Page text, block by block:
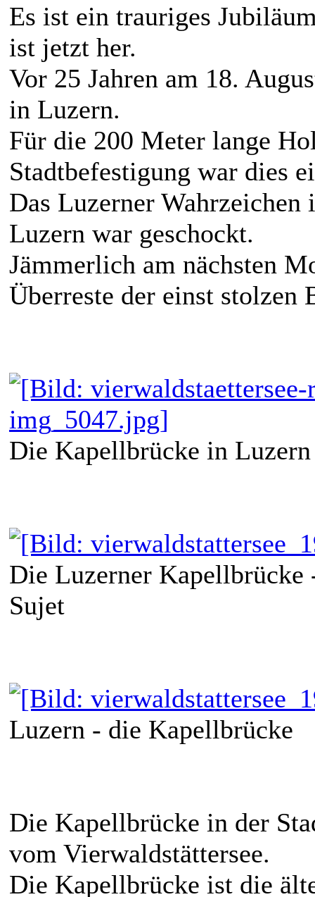
Es ist ein trauriges
ist jetzt her.
Vor 25 Jahren am 18.
in Luzern.
Für die 200 Meter lange
Stadtbefestigung war dies
Das Luzerner
Luzern war geschockt.
Jämmerlich am nächsten
Überreste der einst stolzen
Die Kapellbrücke in Luzern
Die Luzerner Kapellbrücke
Sujet
Luzern - die Kapellbrücke
Die Kapellbrücke in der
vom Vierwaldstättersee.
Die Kapellbrücke ist die